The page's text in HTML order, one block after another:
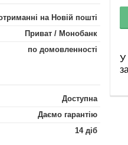
У
на Новій пошті
Приват / Монобанк
по домовленності
Доступна
Даємо гарантію
14 діб